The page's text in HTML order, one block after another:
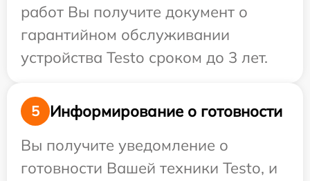
работ Вы получите документ о
гарантийном обслуживании
устройства Testo сроком до 3 лет.
5
Информирование о готовности
Вы получите уведомление о
готовности Вашей техники Testo, и